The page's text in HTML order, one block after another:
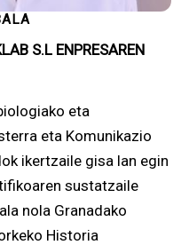
S.L ENPRESAREN
eta
eta Komunikazio
ikertzaile gisa lan egin
sustatzaile
nola Granadako
Historia